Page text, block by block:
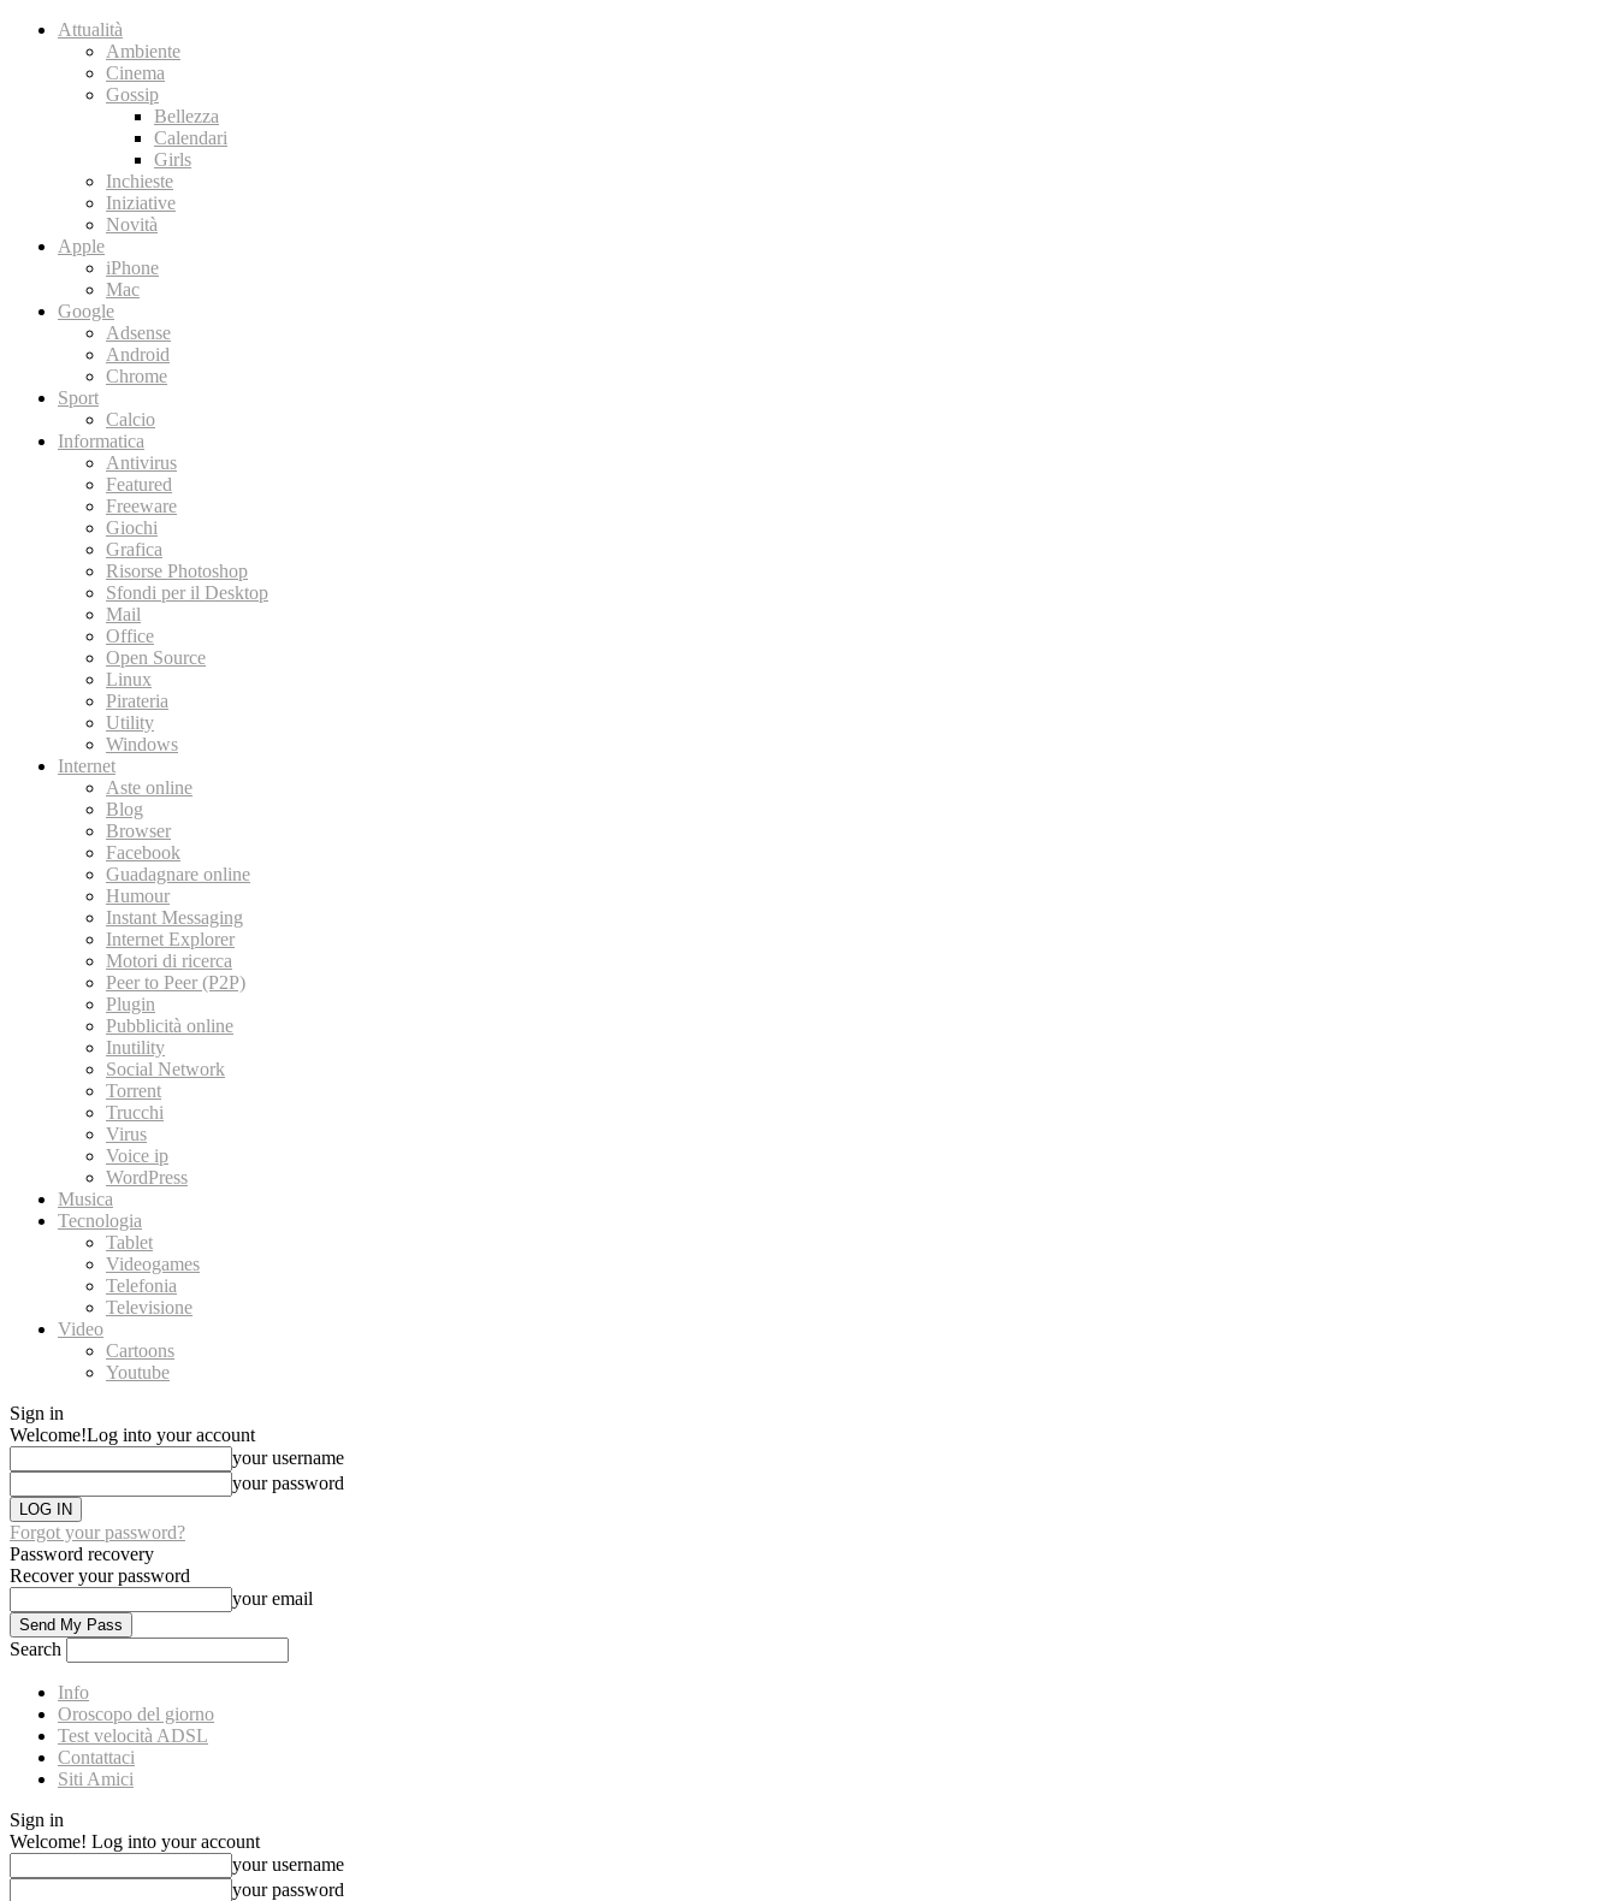
Attualità
Ambiente
Cinema
Gossip
Bellezza
Calendari
Girls
Inchieste
Iniziative
Novità
Apple
iPhone
Mac
Google
Adsense
Android
Chrome
Sport
Calcio
Informatica
Antivirus
Featured
Freeware
Giochi
Grafica
Risorse Photoshop
Sfondi per il Desktop
Mail
Office
Open Source
Linux
Pirateria
Utility
Windows
Internet
Aste online
Blog
Browser
Facebook
Guadagnare online
Humour
Instant Messaging
Internet Explorer
Motori di ricerca
Peer to Peer (P2P)
Plugin
Pubblicità online
Inutility
Social Network
Torrent
Trucchi
Virus
Voice ip
WordPress
Musica
Tecnologia
Tablet
Videogames
Telefonia
Televisione
Video
Cartoons
Youtube
Sign in
Welcome!Log into your account
your username
your password
Forgot your password?
Password recovery
Recover your password
your email
Search
Info
Oroscopo del giorno
Test velocità ADSL
Contattaci
Siti Amici
Sign in
Welcome! Log into your account
your username
your password